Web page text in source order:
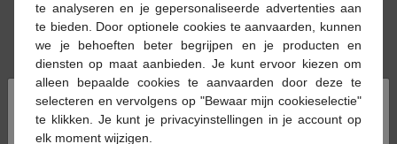
11,70 € ×
te analyseren en je gepersonaliseerde advertenties aan
te bieden. Door optionele cookies te aanvaarden, kunnen
we je behoeften beter begrijpen en je producten en
diensten op maat aanbieden. Je kunt ervoor kiezen om
alleen bepaalde cookies te aanvaarden door deze te
selecteren en vervolgens op "Bewaar mijn cookieselectie"
te klikken. Je kunt je privacyinstellingen in je account op
elk moment wijzigen.